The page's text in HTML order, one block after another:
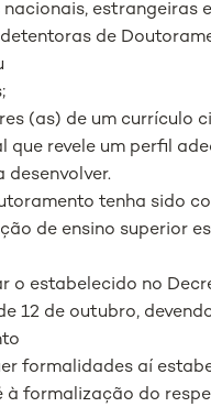
nacionais, estrangeiras e
de
(as) de um currículo
que revele um perfil
desenvolver.
tenha sido
de ensino superior
o estabelecido no
12 de outubro,
formalidades aí
à formalização do